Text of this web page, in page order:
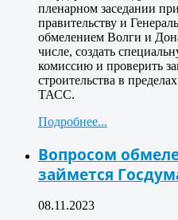
пленарном заседании
правительству и
обмелением Волги и
числе, создать
комиссию и проверить
строительства в
ТАСС.
Подробнее...
Вопросом
займется
08.11.2023